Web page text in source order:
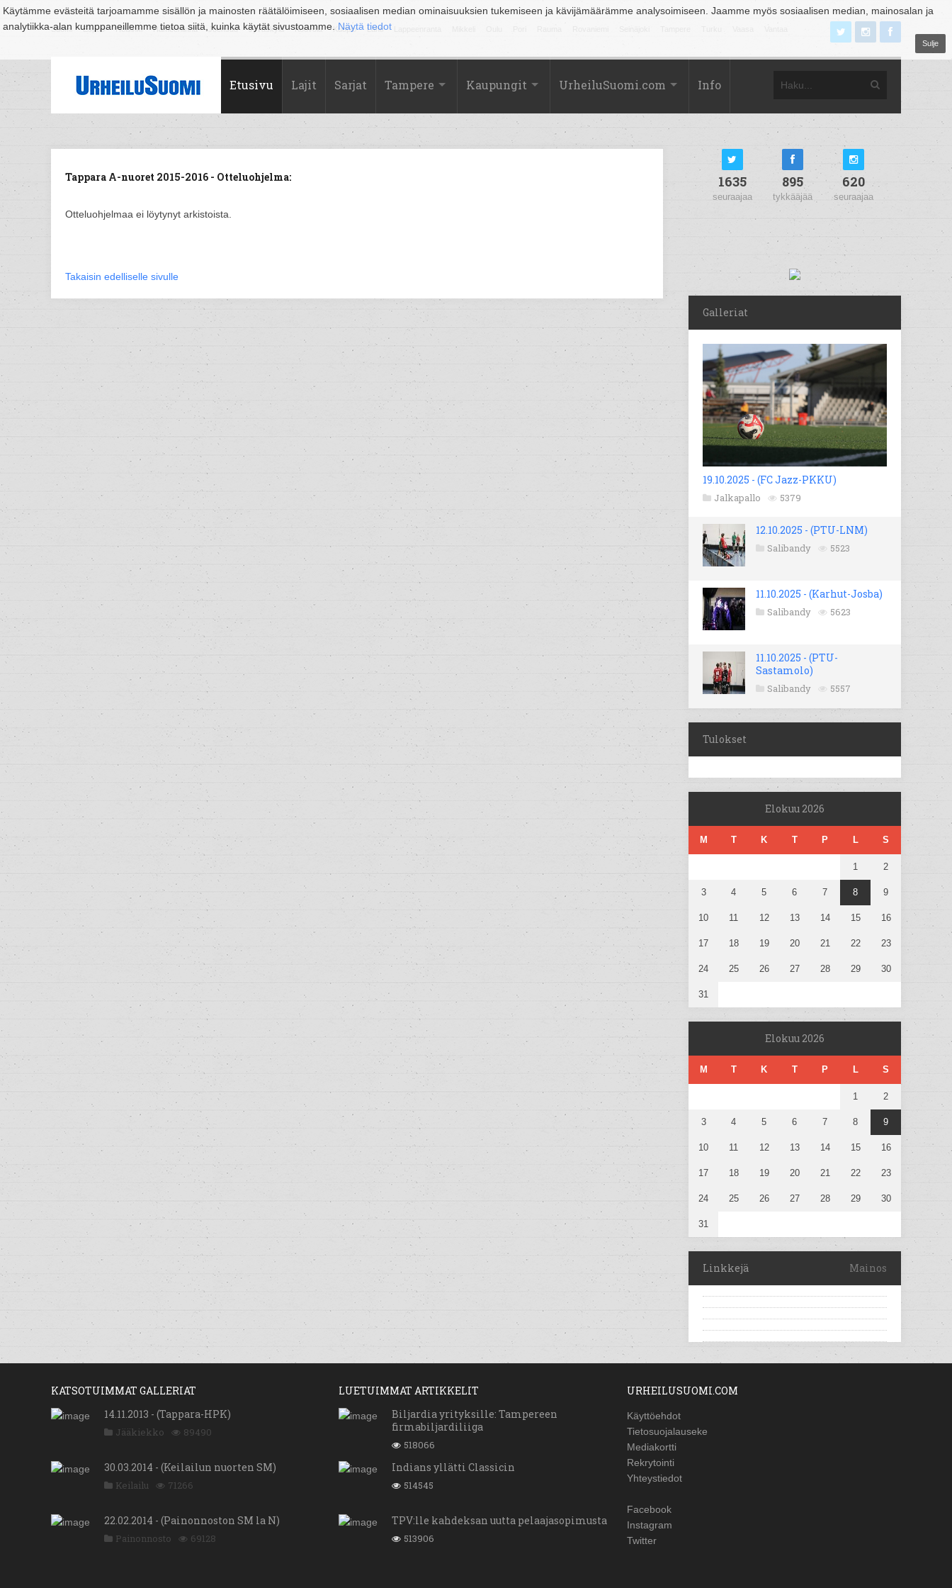
Käytämme evästeitä tarjoamamme sisällön ja mainosten räätälöimiseen, sosiaalisen median ominaisuuksien tukemiseen ja kävijämäärämme analysoimiseen. Jaamme myös sosiaalisen median, mainosalan ja
analytiikka-alan kumppaneillemme tietoa siitä, kuinka käytät sivustoamme. Näytä tiedot
Sulje
Suomi Espoo Helsinki Hämeenlinna Joensuu Jyväskylä Kouvola Kuopio Lahti
Etusivu Lajit Sarjat Tampere Kaupungit UrheiluSuomi.com Info
Tappara A-nuoret 2015-2016 - Otteluohjelma:
Otteluohjelmaa ei löytynyt arkistoista.
Takaisin edelliselle sivulle
1635
seuraajaa
895
tykkääjää
620
seuraajaa
Galleriat
19.10.2025 - (FC Jazz-PKKU)
Jalkapallo 5379
12.10.2025 - (PTU-LNM)
Salibandy 5523
11.10.2025 - (Karhut-Josba)
Salibandy 5623
11.10.2025 - (PTU-
Sastamolo)
Salibandy 5557
Tulokset
Elokuu 2026
M T K T P L S
1 2
3 4 5 6 7 8 9
10 11 12 13 14 15 16
17 18 19 20 21 22 23
24 25 26 27 28 29 30
31
Elokuu 2026
M T K T P L S
1 2
3 4 5 6 7 8 9
10 11 12 13 14 15 16
17 18 19 20 21 22 23
24 25 26 27 28 29 30
31
Linkkejä Mainos
KATSOTUIMMAT GALLERIAT
14.11.2013 - (Tappara-HPK)
Jääkiekko 89490
30.03.2014 - (Keilailun nuorten SM)
Keilailu 71266
22.02.2014 - (Painonnoston SM la N)
Painonnosto 69128
LUETUIMMAT ARTIKKELIT
Biljardia yrityksille: Tampereen
firmabiljardiliiga
518066
Indians yllätti Classicin
514545
TPV:lle kahdeksan uutta pelaajasopimusta
513906
URHEILUSUOMI.COM
Käyttöehdot
Tietosuojalauseke
Mediakortti
Rekrytointi
Yhteystiedot
Facebook
Instagram
Twitter